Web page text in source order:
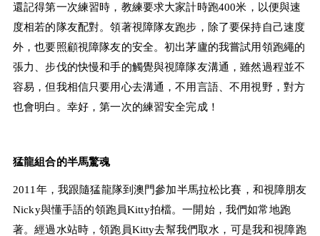
還記得第一次練習時，教練要求大家計時跑400米，以便與速
度相若的隊友配對。領著視障隊友跑步，除了要保持自己速度
外，也要照顧視障隊友的安全。初出茅廬的我嘗試用領跑繩的
張力、步伐的快慢和手的觸覺與視障隊友溝通，雖然過程並不
容易，但我相信只要用心去溝通，不用言語、不用視野，對方
也會明白。幸好，第一次的練習安全完成！
猛龍組合的半馬驚魂
2011年，我跟隨猛龍隊到澳門參加半馬拉松比賽，和視障朋友
Nicky與懂手語的領跑員Kitty拍檔。一開始，我們如常地跑
著。經過水站時，領跑員Kitty去幫我們取水，可是我和視障跑